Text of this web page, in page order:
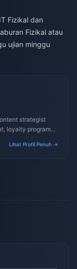
Fizikal dan
Fizikal atau
ujian minggu
strategist
loyalty programs,
Lihat Profil Penuh →